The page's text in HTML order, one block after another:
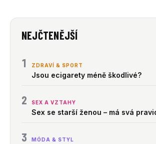
NEJČTENĚJŠÍ
1 ZDRAVÍ & SPORT
Jsou ecigarety méně škodlivé?
2 SEX A VZTAHY
Sex se starší ženou – má svá
3 MÓDA & STYL